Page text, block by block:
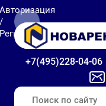
+7(495)228-04-06